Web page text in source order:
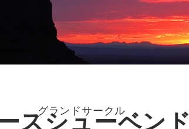
グランドサークル
スシューベンド